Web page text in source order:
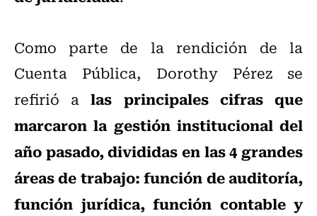
Como parte de la rendición de la
Cuenta Pública, Dorothy Pérez se
refirió alas principales cifras que
marcaron la gestión institucional del
año pasado, divididas en las 4 grandes
áreas de trabajo: función de auditoría,
función jurídica, función contable y